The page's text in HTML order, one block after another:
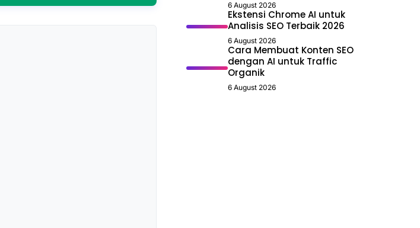
6 August 2026
Ekstensi Chrome AI untuk
Analisis SEO Terbaik 2026
6 August 2026
Cara Membuat Konten SEO
dengan AI untuk Traffic
Organik
6 August 2026